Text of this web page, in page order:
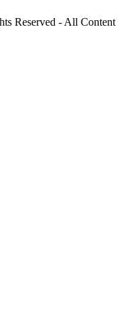
Reserved - All Content